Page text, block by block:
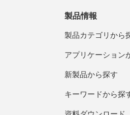
製品情報
製品カテゴリから
アプリケーション
新製品から探す
キーワードから探